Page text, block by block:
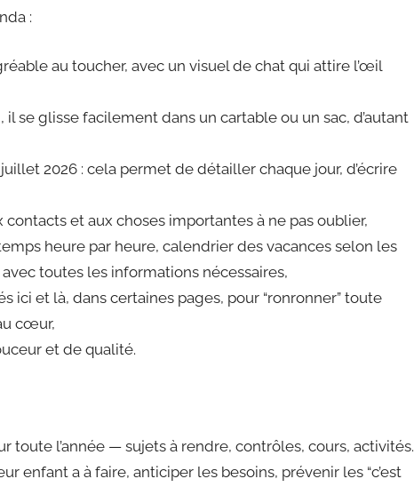
:
au toucher, avec un visuel de chat qui attire l’œil
se glisse facilement dans un cartable ou un sac, d’autant
2026 : cela permet de détailler chaque jour, d’écrire
contacts et aux choses importantes à ne pas oublier,
heure par heure, calendrier des vacances selon les
toutes les informations nécessaires,
ici et là, dans certaines pages, pour “ronronner” toute
cœur,
et de qualité.
toute l’année — sujets à rendre, contrôles, cours, activités.
enfant a à faire, anticiper les besoins, prévenir les “c’est